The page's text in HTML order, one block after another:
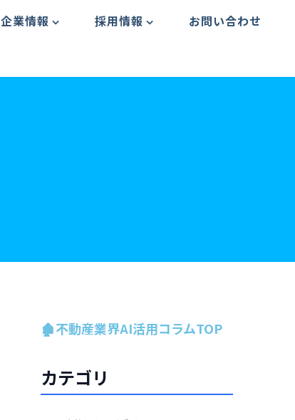
企業情報 採用情報 お問い合わせ
🏚️不動産業界AI活用コラムTOP
カテゴリ